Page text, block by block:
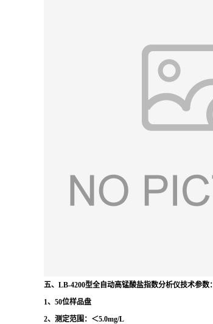
五、 LB-4200型全自动高锰酸盐指数分析仪技术参数：
1、50位样品盘
2、测定范围：＜5.0mg/L